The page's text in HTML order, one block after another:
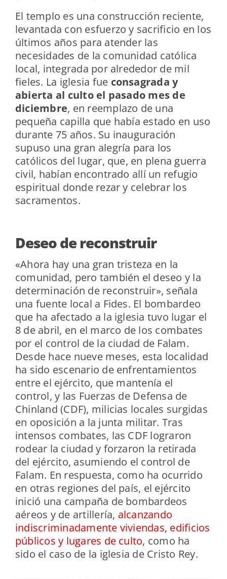
El templo es una construcción reciente,
levantada con esfuerzo y sacrificio en los
últimos años para atender las
necesidades de la comunidad católica
local, integrada por alrededor de mil
fieles. La iglesia fue consagrada y
abierta al culto el pasado mes de
diciembre, en reemplazo de una
pequeña capilla que había estado en uso
durante 75 años. Su inauguración
supuso una gran alegría para los
católicos del lugar, que, en plena guerra
civil, habían encontrado allí un refugio
espiritual donde rezar y celebrar los
sacramentos.
Deseo de reconstruir
«Ahora hay una gran tristeza en la
comunidad, pero también el deseo y la
determinación de reconstruir», señala
una fuente local a Fides. El bombardeo
que ha afectado a la iglesia tuvo lugar el
8 de abril, en el marco de los combates
por el control de la ciudad de Falam.
Desde hace nueve meses, esta localidad
ha sido escenario de enfrentamientos
entre el ejército, que mantenía el
control, y las Fuerzas de Defensa de
Chinland (CDF), milicias locales surgidas
en oposición a la junta militar. Tras
intensos combates, las CDF lograron
rodear la ciudad y forzaron la retirada
del ejército, asumiendo el control de
Falam. En respuesta, como ha ocurrido
en otras regiones del país, el ejército
inició una campaña de bombardeos
aéreos y de artillería, alcanzando
indiscriminadamente viviendas, edificios
públicos y lugares de culto, como ha
sido el caso de la iglesia de Cristo Rey.